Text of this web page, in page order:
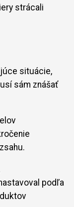
strácali
situácie,
sám znášať
podľa